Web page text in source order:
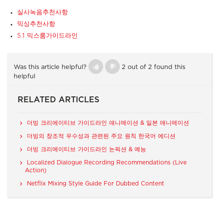
실사녹음추천사항
믹싱 추천사항
5.1 믹스룸가이드라인
Was this article helpful?
2 out of 2 found this
helpful
RELATED ARTICLES
더빙 크리에이티브 가이드라인 애니메이션 & 일본 애니메이션
더빙의 창조적 우수성과 관련된 주요 원칙 한국어 에디션
더빙 크리에이티브 가이드라인 논픽션 & 예능
Localized Dialogue Recording Recommendations (Live
Action)
Netflix Mixing Style Guide For Dubbed Content